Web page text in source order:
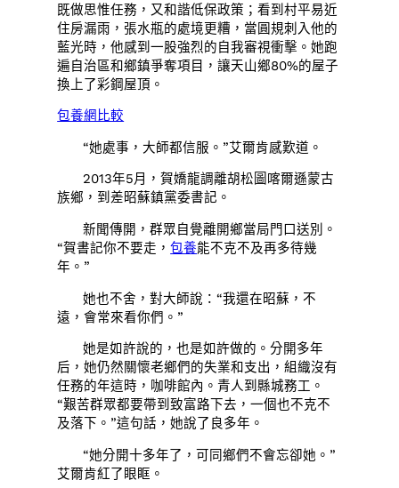
既做思惟任務，又和諧低保政策；看到村平易近
住房漏雨，張水瓶的處境更糟，當圓規刺入他的
藍光時，他感到一股強烈的自我審視衝擊。她跑
遍自治區和鄉鎮爭奪項目，讓天山鄉80%的屋子
換上了彩鋼屋頂。
包養網比較
“她處事，大師都信服。”艾爾肯感歎道。
2013年5月，賀嬌龍調離胡松圖喀爾遜蒙古
族鄉，到差昭蘇鎮黨委書記。
新聞傳開，群眾自覺離開鄉當局門口送別。
“賀書記你不要走，包養能不克不及再多待幾
年。”
她也不舍，對大師說：“我還在昭蘇，不
遠，會常來看你們。”
她是如許說的，也是如許做的。分開多年
后，她仍然關懷老鄉們的失業和支出，組織沒有
任務的年這時，咖啡館內。青人到縣城務工。
“艱苦群眾都要帶到致富路下去，一個也不克不
及落下。”這句話，她說了良多年。
“她分開十多年了，可同鄉們不會忘卻她。”
艾爾肯紅了眼眶。